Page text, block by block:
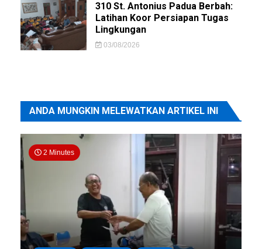
310 St. Antonius Padua Berbah:
Latihan Koor Persiapan Tugas
Lingkungan
03/08/2026
ANDA MUNGKIN MELEWATKAN ARTIKEL INI
2 Minutes